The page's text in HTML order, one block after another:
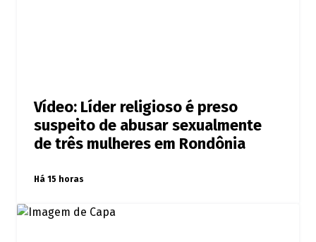
Vídeo: Líder religioso é preso
suspeito de abusar sexualmente
de três mulheres em Rondônia
Há 15 horas